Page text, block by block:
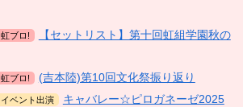
虹ブロ!
【セットリスト】第十回虹組学園秋の
虹ブロ!
(吉本陸)第10回文化祭振り返り
イベント出演
キャバレー☆ピロガネーゼ2025